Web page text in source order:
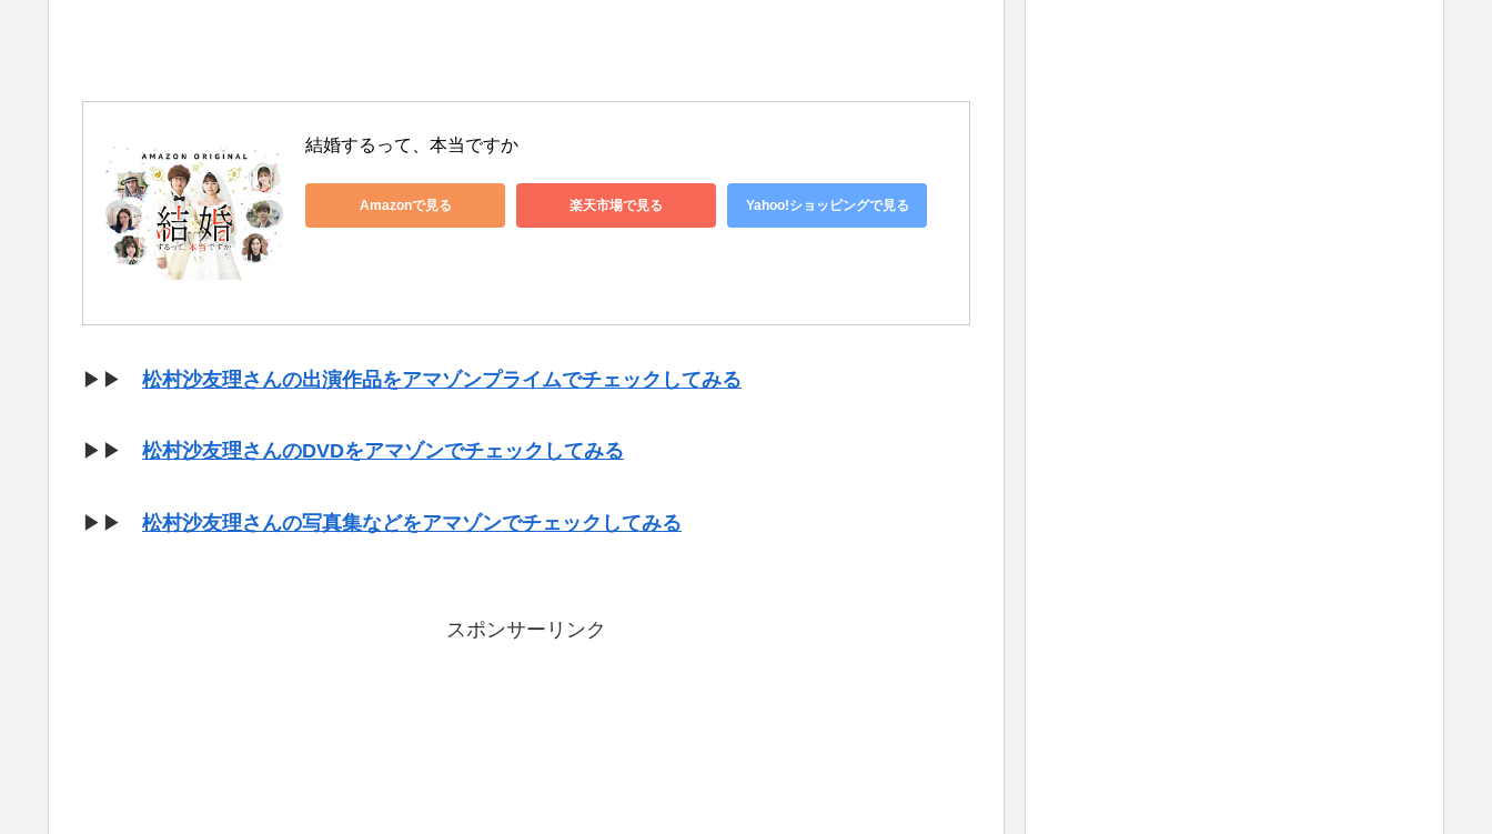
結婚するって、本当ですか
Amazonで見る 楽天市場で見る Yahoo!ショッピングで見る
▶▶ 松村沙友理さんの出演作品をアマゾンプライムでチェックしてみる
▶▶ 松村沙友理さんのDVDをアマゾンでチェックしてみる
▶▶ 松村沙友理さんの写真集などをアマゾンでチェックしてみる
スポンサーリンク